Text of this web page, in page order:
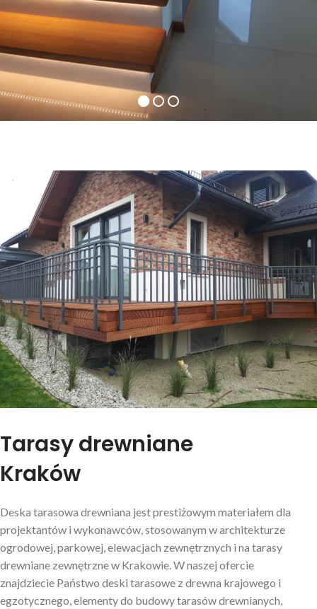
Tarasy drewniane
Tarasy drewniane
Kraków
Deska tarasowa drewniana jest prestiżowym materiałem dla
projektantów i wykonawców, stosowanym w architekturze
ogrodowej, parkowej, elewacjach zewnętrznych i na tarasy
drewniane zewnętrzne w Krakowie. W naszej ofercie
znajdziecie Państwo deski tarasowe z drewna krajowego i
egzotycznego, elementy do budowy tarasów drewnianych,